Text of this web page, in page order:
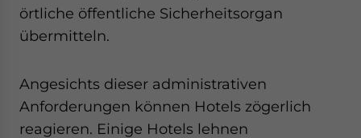
örtliche öffentliche Sicherheitsorgan
übermitteln.
Angesichts dieser administrativen
Anforderungen können Hotels zögerlich
reagieren. Einige Hotels lehnen